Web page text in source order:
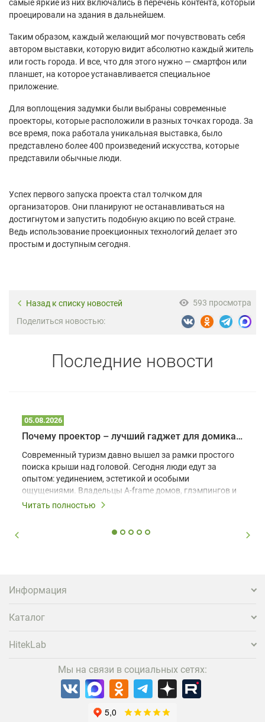
самые яркие из них включались в перечень контента, который
проецировали на здания в дальнейшем.
Таким образом, каждый желающий мог почувствовать себя
автором выставки, которую видит абсолютно каждый житель
или гость города. И все, что для этого нужно — смартфон или
планшет, на которое устанавливается специальное
приложение.
Для воплощения задумки были выбраны современные
проекторы, которые расположили в разных точках города. За
все время, пока работала уникальная выставка, было
представлено более 400 произведений искусства, которые
представили обычные люди.
Успех первого запуска проекта стал толчком для
организаторов. Они планируют не останавливаться на
достигнутом и запустить подобную акцию по всей стране.
Ведь использование проекционных технологий делает это
простым и доступным сегодня.
Назад к списку новостей
593 просмотра
Поделиться новостью:
Последние новости
05.08.2026
Почему проектор – лучший гаджет для домика в глэмпинге
Современный туризм давно вышел за рамки простого
поиска крыши над головой. Сегодня люди едут за
опытом: уединением, эстетикой и особыми
ощущениями. Владельцы A-frame домов, глэмпингов и
шале понимают, что конкуренция растет, и
вернуться и поделиться впечатлениями в соцсетях,
проектора.
Читать полностью
Информация
Каталог
HitekLab
Мы на связи в социальных сетях: